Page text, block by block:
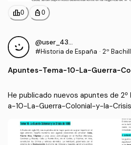
leaderboard0 personal_bag 0
@user_4337977
#Historia de España · 2º
Apuntes-Tema-10-La-Guerra-
He publicado nuevos apuntes de 2º
a-10-La-Guerra-Colonial-y-la-